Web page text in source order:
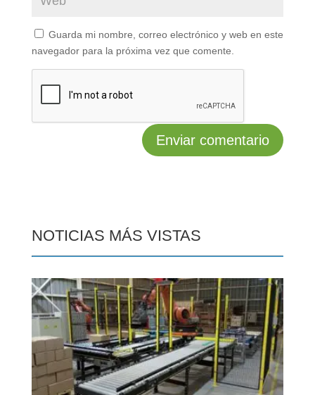
Guarda mi nombre, correo electrónico y web en este
navegador para la próxima vez que comente.
NOTICIAS MÁS VISTAS